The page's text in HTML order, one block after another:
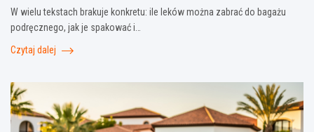
W wielu tekstach brakuje konkretu: ile leków można zabrać do bagażu
podręcznego, jak je spakować i…
Czytaj dalej